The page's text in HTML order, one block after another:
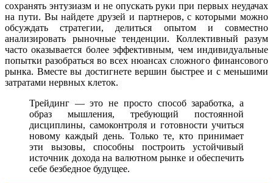
сохранять энтузиазм и не опускать руки при первых неудачах
на пути. Вы найдете друзей и партнеров, с которыми можно
обсуждать стратегии, делиться опытом и совместно
анализировать рыночные тенденции. Коллективный разум
часто оказывается более эффективным, чем индивидуальные
попытки разобраться во всех нюансах сложного финансового
рынка. Вместе вы достигнете вершин быстрее и с меньшими
затратами нервных клеток.
Трейдинг — это не просто способ заработка, а
образ мышления, требующий постоянной
дисциплины, самоконтроля и готовности учиться
новому каждый день. Только те, кто принимает
эти вызовы, способны построить устойчивый
источник дохода на валютном рынке и обеспечить
себе безбедное будущее.